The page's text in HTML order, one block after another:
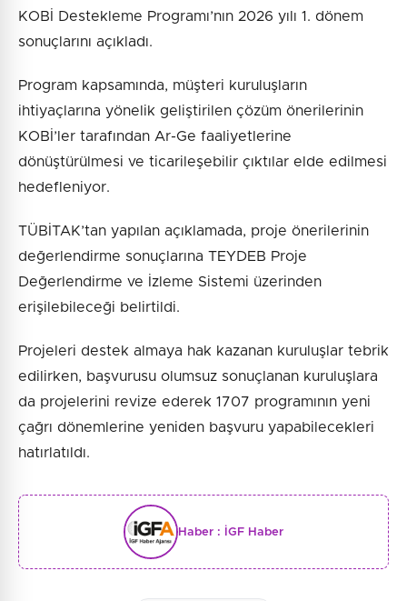
KOBİ Destekleme Programı’nın 2026 yılı 1. dönem
sonuçlarını açıkladı.
Program kapsamında, müşteri kuruluşların
ihtiyaçlarına yönelik geliştirilen çözüm önerilerinin
KOBİ’ler tarafından Ar-Ge faaliyetlerine
dönüştürülmesi ve ticarileşebilir çıktılar elde edilmesi
hedefleniyor.
TÜBİTAK’tan yapılan açıklamada, proje önerilerinin
değerlendirme sonuçlarına TEYDEB Proje
Değerlendirme ve İzleme Sistemi üzerinden
erişilebileceği belirtildi.
Projeleri destek almaya hak kazanan kuruluşlar tebrik
edilirken, başvurusu olumsuz sonuçlanan kuruluşlara
da projelerini revize ederek 1707 programının yeni
çağrı dönemlerine yeniden başvuru yapabilecekleri
hatırlatıldı.
Haber : İGF Haber